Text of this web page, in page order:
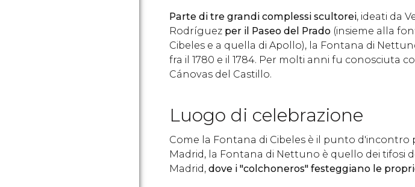
Parte di tre grandi complessi scultorei, ideati da
Rodríguez per il Paseo del Prado (insieme alla
Cibeles e a quella di Apollo), la Fontana di
fra il 1780 e il 1784. Per molti anni fu conosciuta
Cánovas del Castillo.
Luogo di celebrazione
Come la Fontana di Cibeles è il punto d'incontro
Madrid, la Fontana di Nettuno è quello dei tifosi
Madrid, dove i "colchoneros" festeggiano le